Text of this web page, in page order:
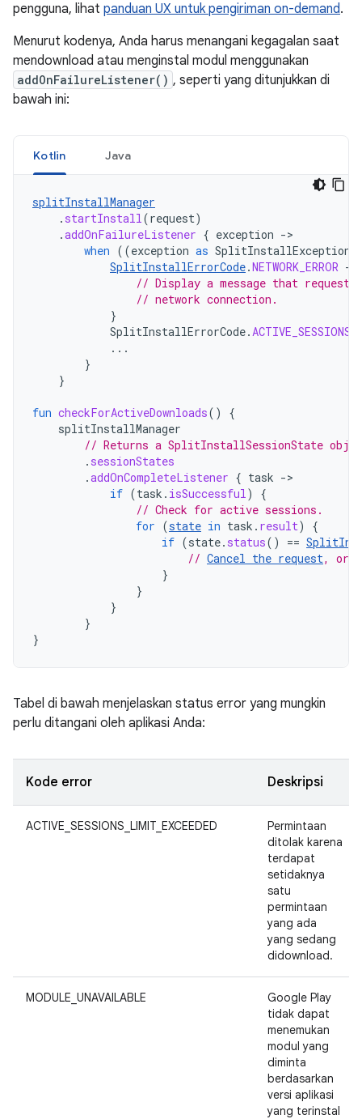
pengguna, lihat panduan UX untuk pengiriman on-demand.
Menurut kodenya, Anda harus menangani kegagalan saat
mendownload atau menginstal modul menggunakan
addOnFailureListener() , seperti yang ditunjukkan di
bawah ini:
Kotlin Java
splitInstallManager
. startInstall(request)
.addOnFailureListener { exception -
when ((exception as SplitInstallException
SplitInstallErrorCode.NETWORK_ERROR ->
// Display a message that
// network connection.
}
SplitInstallErrorCode.
...
}
}
fun checkForActiveDownloads()
{
splitInstallManager
// Returns a SplitInstallSessionState
. sessionStates
.addOnCompleteListener { task -
if (task . isSuccessful)
{
// Check for active sessions.
for (state in task . result)
{
if (state. status() ==
// Cancel the request, or
}
}
}
}
}
Tabel di bawah menjelaskan status error yang mungkin
perlu ditangani oleh aplikasi Anda:
Kode error Deskripsi
ACTIVE_SESSIONS_LIMIT_EXCEEDED
Permintaan
ditolak karena
terdapat
setidaknya
satu
permintaan
yang ada
yang sedang
didownload.
MODULE_UNAVAILABLE
Google Play
tidak dapat
menemukan
modul yang
diminta
berdasarkan
versi aplikasi
yang terinstal